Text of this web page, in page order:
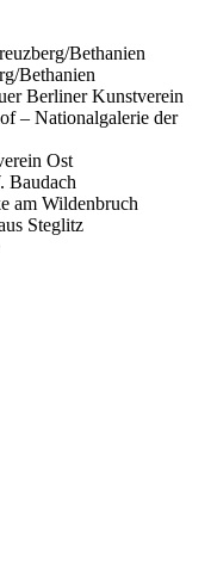
Bethanien
Bethanien
Berliner Kunstverein
– Nationalgalerie der
Ost
Baudach
am Wildenbruch
Steglitz